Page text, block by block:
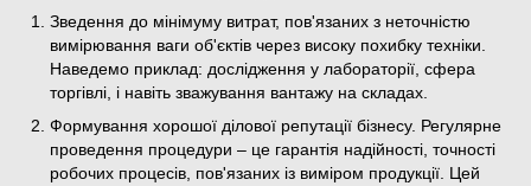
Зведення до мінімуму витрат, пов'язаних з неточністю
вимірювання ваги об'єктів через високу похибку техніки.
Наведемо приклад: дослідження у лабораторії, сфера
торгівлі, і навіть зважування вантажу на складах.
Формування хорошої ділової репутації бізнесу. Регулярне
проведення процедури – це гарантія надійності, точності
робочих процесів, пов'язаних із виміром продукції. Цей